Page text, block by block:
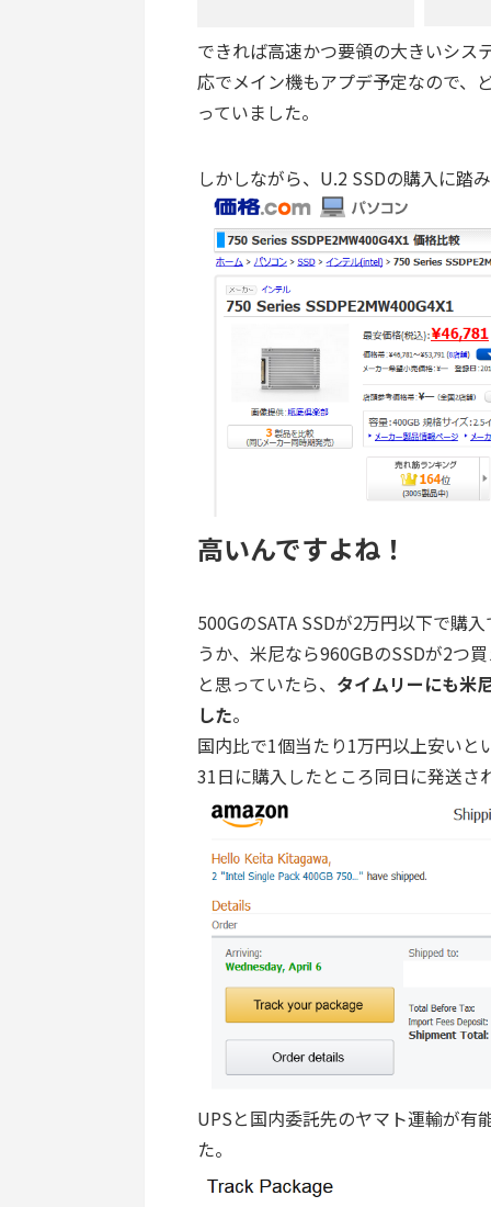
できれば高速かつ要領の大きいシス
応でメイン機もアプデ予定なので、
っていました。
しかしながら、U.2 SSDの購入に
高いんですよね！
500GのSATA SSDが2万円以下で購
うか、米尼なら960GBのSSDが2つ
と思っていたら、 タイムリーにも米
した。
国内比で1個当たり1万円以上安いと
31日に購入したところ同日に発送
UPSと国内委託先のヤマト運輸が有
た。